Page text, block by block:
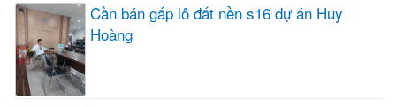
Cần bán gấp lô đất nền s16 dự án Huy
Hoàng